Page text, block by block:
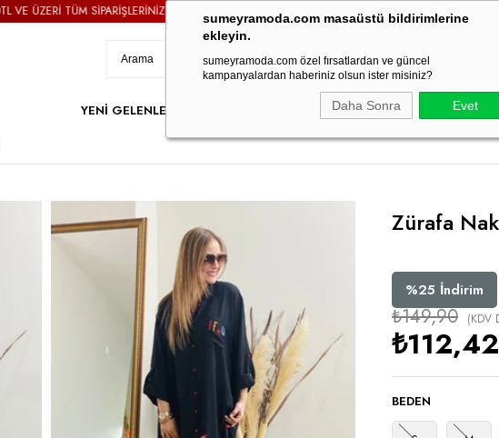
sumeyramoda.com masaüstü bildirimlerine
ekleyin.
sumeyramoda.com özel fırsatlardan ve güncel
kampanyalardan haberiniz olsun ister misiniz?
Daha Sonra Evet
TÜM SİPARİŞLERİNİZDEKARGO ÜCRETSİZ! 3000TL VE ÜZERİ TÜM
YENİ GELENLER ALT GİYİMDIŞ GİYİMTAKIM PARTY WEAR
Zürafa
%25 İndirim
₺149,90 (KDV
₺112,42
BEDEN